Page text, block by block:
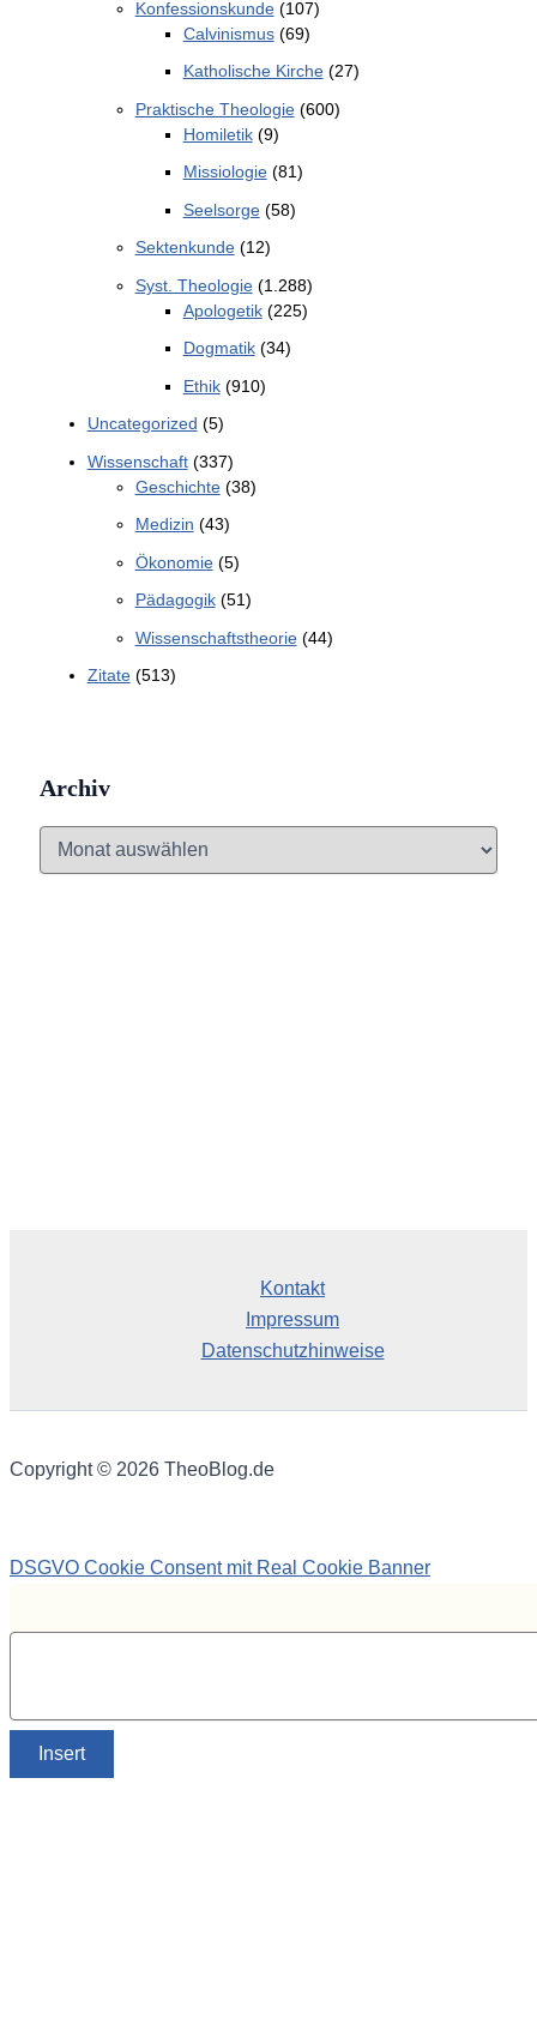
Konfessionskunde(107)
Calvinismus(69)
Katholische Kirche(27)
Praktische Theologie(600)
Homiletik(9)
Missiologie(81)
Seelsorge(58)
Sektenkunde(12)
Syst. Theologie(1.288)
Apologetik(225)
Dogmatik(34)
Ethik(910)
Uncategorized (5)
Wissenschaft(337)
Geschichte(38)
Medizin (43)
Ökonomie(5)
Pädagogik(51)
Wissenschaftstheorie(44)
Zitate(513)
Archiv
Kontakt
Impressum
Datenschutzhinweise
Copyright © 2026 TheoBlog.de
DSGVO Cookie Consent mit Real Cookie Banner
Insert